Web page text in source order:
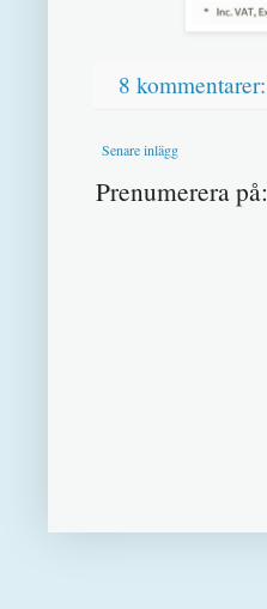
8 kommentarer:
Senare inlägg
Prenumerera på: